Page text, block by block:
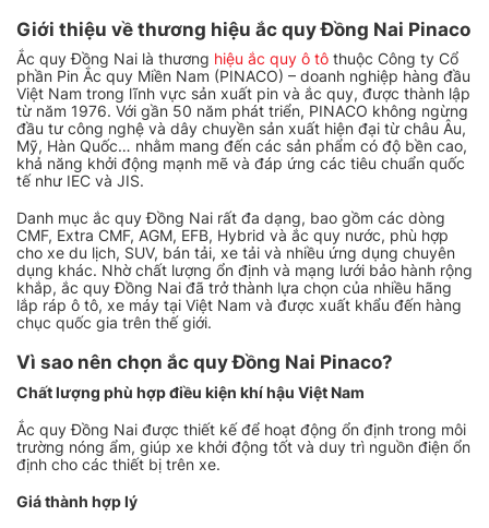
Giới thiệu về thương hiệu ắc quy Đồng Nai Pinaco
Ắc quy Đồng Nai là thương hiệu ắc quy ô tô thuộc Công ty Cổ
phần Pin Ắc quy Miền Nam (PINACO) – doanh nghiệp hàng đầu
Việt Nam trong lĩnh vực sản xuất pin và ắc quy, được thành lập
từ năm 1976. Với gần 50 năm phát triển, PINACO không ngừng
đầu tư công nghệ và dây chuyền sản xuất hiện đại từ châu Âu,
Mỹ, Hàn Quốc… nhằm mang đến các sản phẩm có độ bền cao,
khả năng khởi động mạnh mẽ và đáp ứng các tiêu chuẩn quốc
tế như IEC và JIS.
Danh mục ắc quy Đồng Nai rất đa dạng, bao gồm các dòng
CMF, Extra CMF, AGM, EFB, Hybrid và ắc quy nước, phù hợp
cho xe du lịch, SUV, bán tải, xe tải và nhiều ứng dụng chuyên
dụng khác. Nhờ chất lượng ổn định và mạng lưới bảo hành rộng
khắp, ắc quy Đồng Nai đã trở thành lựa chọn của nhiều hãng
lắp ráp ô tô, xe máy tại Việt Nam và được xuất khẩu đến hàng
chục quốc gia trên thế giới.
Vì sao nên chọn ắc quy Đồng Nai Pinaco?
Chất lượng phù hợp điều kiện khí hậu Việt Nam
Ắc quy Đồng Nai được thiết kế để hoạt động ổn định trong môi
trường nóng ẩm, giúp xe khởi động tốt và duy trì nguồn điện ổn
định cho các thiết bị trên xe.
Giá thành hợp lý